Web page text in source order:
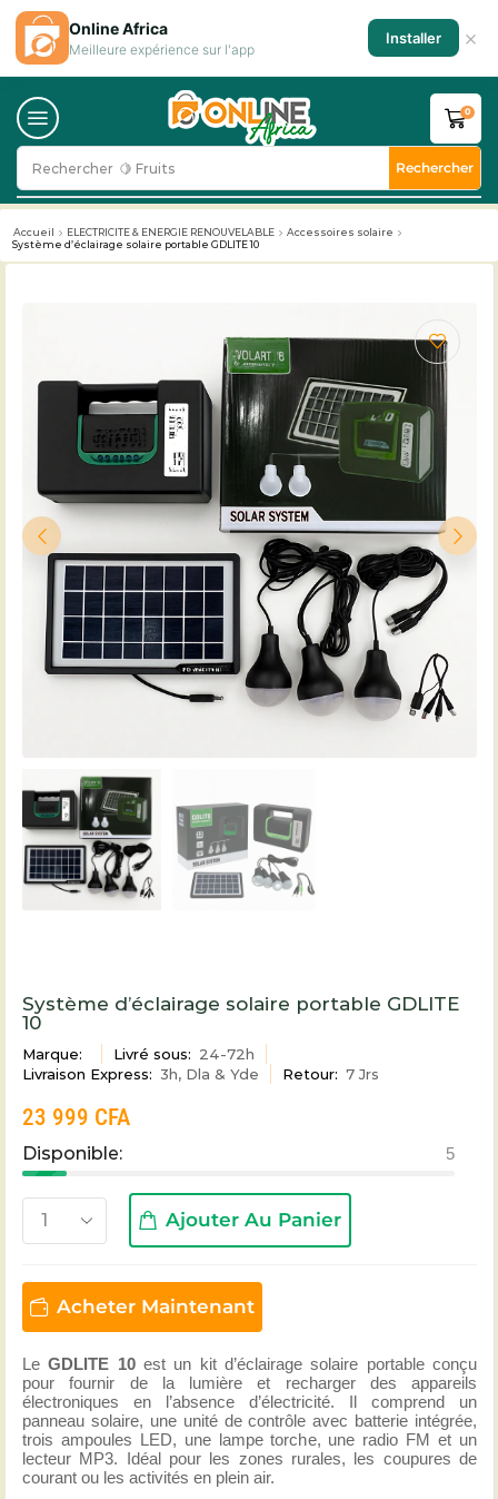
Rechercher Rechercher
0
Accueil ELECTRICITE & ENERGIE RENOUVELABLE
Accessoires solaire
Système d’éclairage solaire portable GDLITE 10
Système d’éclairage solaire portable GDLITE
10
Marque: Livré sous: 24-72h
Livraison Express: 3h, Dla & Yde Retour: 7 Jrs
23 999 CFA
Disponible: 5
Ajouter Au Panier
Acheter Maintenant
LeGDLITE 10est un kit d’éclairage solaire portable conçu
pour fournir de la lumière et recharger des appareils
électroniques en l’absence d’électricité. Il comprend un
panneau solaire, une unité de contrôle avec batterie intégrée,
trois ampoules LED, une lampe torche, une radio FM et un
lecteur MP3. Idéal pour les zones rurales, les coupures de
courant ou les activités en plein air.
Online Africa
Meilleure expérience sur l'app
Installer ×